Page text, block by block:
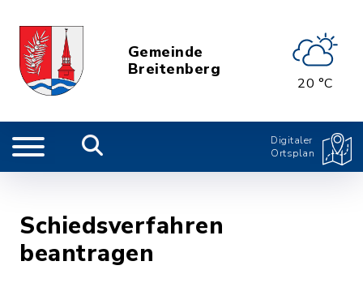
Gemeinde
Breitenberg
20 °C
Digitaler
Ortsplan
Schiedsverfahren
beantragen